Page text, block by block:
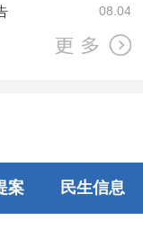
08.04
案 民生信息